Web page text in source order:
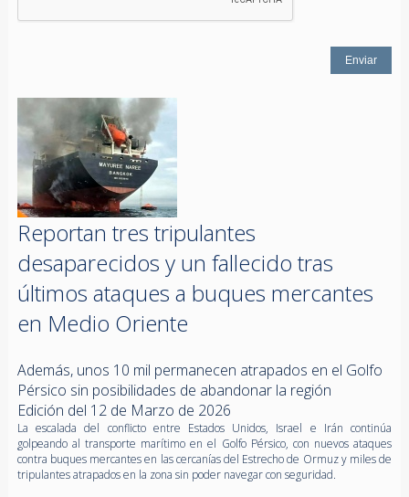
Reportan tres tripulantes
desaparecidos y un fallecido tras
últimos ataques a buques mercantes
en Medio Oriente
Además, unos 10 mil permanecen atrapados en el Golfo
Pérsico sin posibilidades de abandonar la región
Edición del 12 de Marzo de 2026
La escalada del conflicto entre Estados Unidos, Israel e Irán continúa
golpeando al transporte marítimo en el Golfo Pérsico, con nuevos ataques
contra buques mercantes en las cercanías del Estrecho de Ormuz y miles de
tripulantes atrapados en la zona sin poder navegar con seguridad.